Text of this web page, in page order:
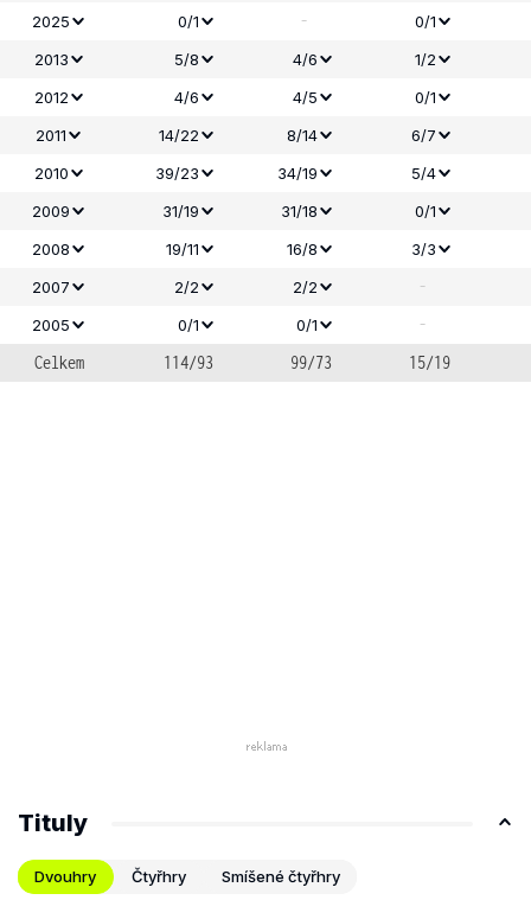
2025 0/1 -
0/1
2013
5/8 4/6
1/2
2012
4/6 4/5
0/1
2011
14/22 8/14
6/7
2010
39/23 34/19
5/4
2009
31/19 31/18
0/1
2008
19/11 16/8
3/3
2007
2/2 2/2 -
2005 0/1 0/1
-
Celkem
114/93 99/73 15/19
Tituly
Dvouhry Čtyřhry Smíšené čtyřhry